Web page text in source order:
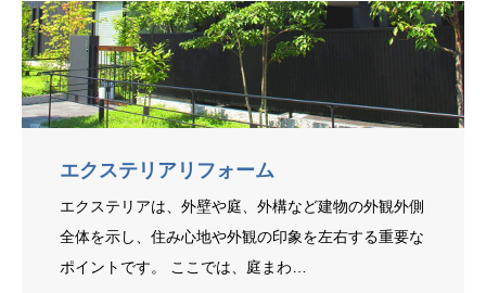
エクステリアリフォーム
エクステリアは、外壁や庭、外構など建物の外観外側
全体を示し、住み心地や外観の印象を左右する重要な
ポイントです。 ここでは、庭まわ…